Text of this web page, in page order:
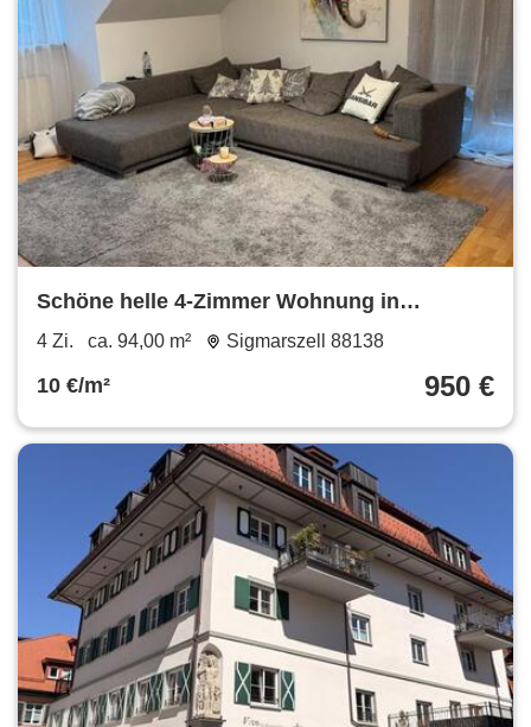
Schöne helle 4-Zimmer Wohnung in
Sigmarszell
4 Zi. ca. 94,00 m² Sigmarszell 88138
10 €/m² 950 €